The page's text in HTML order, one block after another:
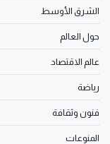
الشرق الأوسط
حول العالم
عالم الاقتصاد
رياضة
فنون وثقافة
المنوعات